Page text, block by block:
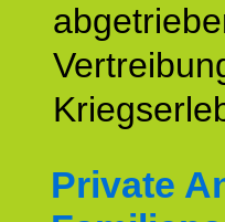
Private